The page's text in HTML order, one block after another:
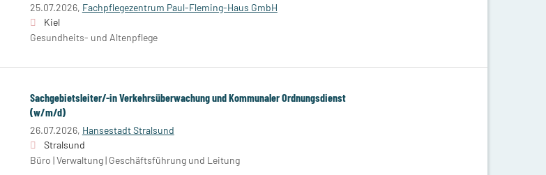
25.07.2026, Fachpflegezentrum Paul-Fleming-Haus GmbH
Kiel
Gesundheits- und Altenpflege
Sachgebietsleiter/-in Verkehrsüberwachung und Kommunaler Ordnungsdienst
(w/m/d)
26.07.2026, Hansestadt Stralsund
Stralsund
Büro | Verwaltung | Geschäftsführung und Leitung